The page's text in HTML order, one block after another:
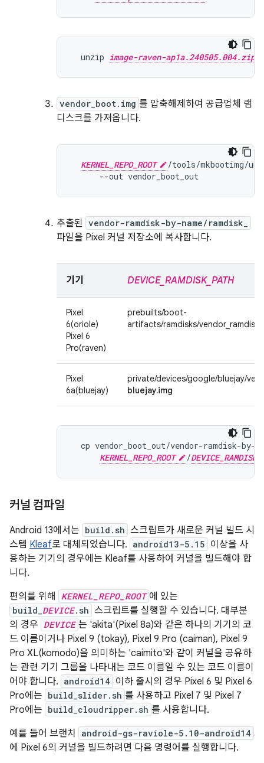
  unzip
image-raven-ap1a.240505.004.zip
vendor_boot.img 를 압축해제하여 공급업체 램
디스크를 가져옵니다.
KERNEL_REPO_ROOT /tools/mkbootimg/
--out vendor_boot_out
추출된 vendor-ramdisk-by-name/ramdisk_
파일을 Pixel 커널 저장소에 복사합니다.
기기 DEVICE_RAMDISK_PATH
Pixel
6(oriole)
Pixel 6
Pro(raven)
prebuilts/boot-
artifacts/ramdisks/vendor_ramdisk-
Pixel
6a(bluejay)
private/devices/google/bluejay/
bluejay.img
cp vendor_boot_out/vendor-ramdisk-by-
KERNEL_REPO_ROOT
/
커널 컴파일
Android 13에서는 build.sh 스크립트가 새로운 커널 빌드 시
스템 Kleaf로 대체되었습니다. android13-5.15 이상을 사
용하는 기기의 경우에는 Kleaf를 사용하여 커널을 빌드해야 합
니다.
편의를 위해
KERNEL_REPO_ROOT 에 있는
build_ DEVICE.sh 스크립트를 실행할 수 있습니다. 대부분
의 경우 DEVICE 는 'akita'(Pixel 8a)와 같은 하나의 기기의 코
드 이름이거나 Pixel 9 (tokay), Pixel 9 Pro (caiman), Pixel 9
Pro XL(komodo)을 의미하는 'caimito'와 같이 커널을 공유하
는 관련 기기 그룹을 나타내는 코드 이름일 수 있는 코드 이름이
어야 합니다. android14 이하 출시의 경우 Pixel 6 및 Pixel 6
Pro에는 build_slider.sh 를 사용하고 Pixel 7 및 Pixel 7
Pro에는 build_cloudripper.sh 를 사용합니다.
예를 들어 브랜치
android-gs-raviole-5.10-android14
에 Pixel 6의 커널을 빌드하려면 다음 명령어를 실행합니다.